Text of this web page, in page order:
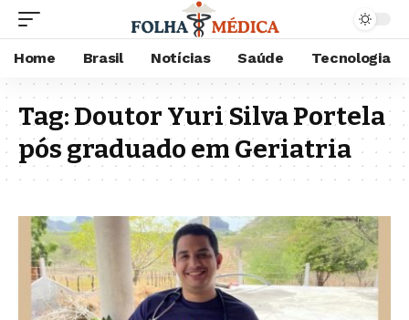
Home Brasil Notícias Saúde Tecnologia
Tag:Doutor Yuri Silva Portela
pós graduado em Geriatria